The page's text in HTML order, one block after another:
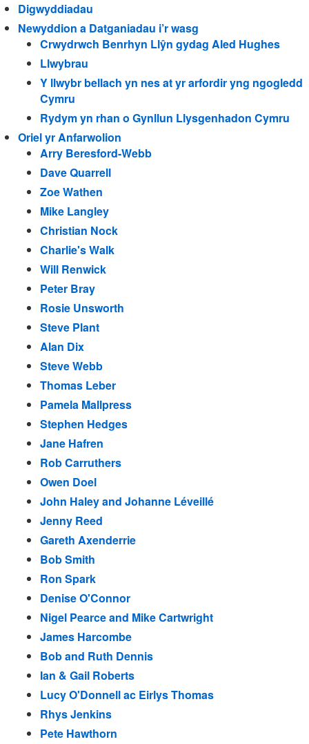
Digwyddiadau
Newyddion a Datganiadau i’r wasg
Crwydrwch Benrhyn Llŷn gydag Aled Hughes
Llwybrau
Y llwybr bellach yn nes at yr arfordir yng ngogledd
Cymru
Rydym yn rhan o Gynllun Llysgenhadon Cymru
Oriel yr Anfarwolion
Arry Beresford-Webb
Dave Quarrell
Zoe Wathen
Mike Langley
Christian Nock
Charlie's Walk
Will Renwick
Peter Bray
Rosie Unsworth
Steve Plant
Alan Dix
Steve Webb
Thomas Leber
Pamela Mallpress
Stephen Hedges
Jane Hafren
Rob Carruthers
Owen Doel
John Haley and Johanne Léveillé
Jenny Reed
Gareth Axenderrie
Bob Smith
Ron Spark
Denise O'Connor
Nigel Pearce and Mike Cartwright
James Harcombe
Bob and Ruth Dennis
Ian & Gail Roberts
Lucy O'Donnell ac Eirlys Thomas
Rhys Jenkins
Pete Hawthorn